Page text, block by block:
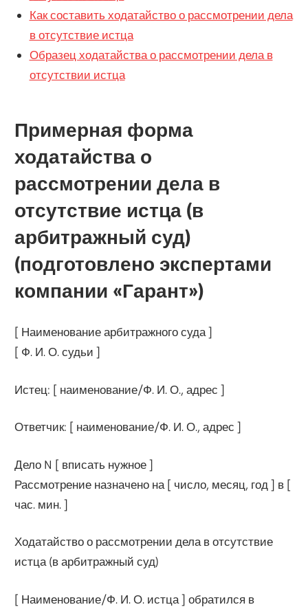
Как составить ходатайство о рассмотрении дела
в отсутствие истца
Образец ходатайства о рассмотрении дела в
отсутствии истца
Примерная форма
ходатайства о
рассмотрении дела в
отсутствие истца (в
арбитражный суд)
(подготовлено экспертами
компании «Гарант»)
[ Наименование арбитражного суда ]
[ Ф. И. О. судьи ]
Истец: [ наименование/Ф. И. О., адрес ]
Ответчик: [ наименование/Ф. И. О., адрес ]
Дело N [ вписать нужное ]
Рассмотрение назначено на [ число, месяц, год ] в [
час. мин. ]
Ходатайство о рассмотрении дела в отсутствие
истца (в арбитражный суд)
[ Наименование/Ф. И. О. истца ] обратился в